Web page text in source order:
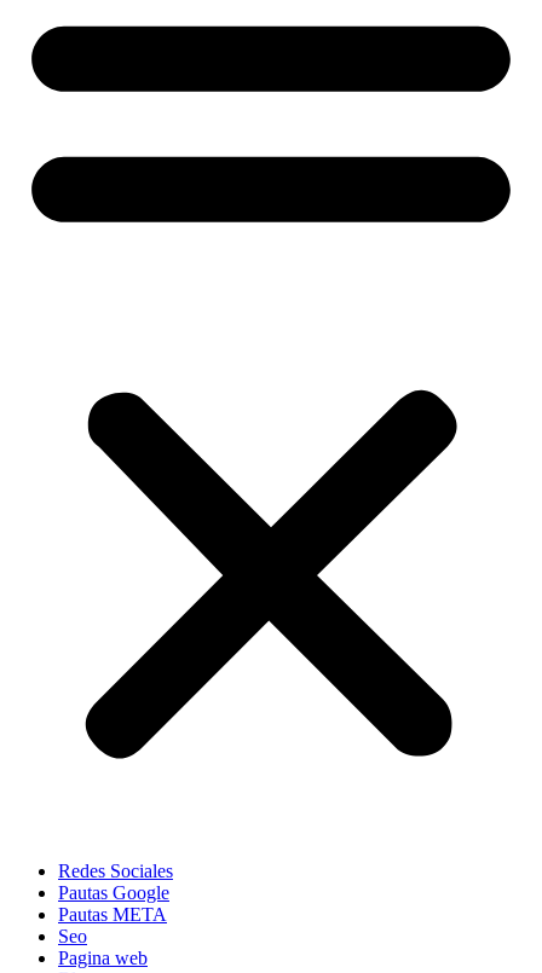
Redes Sociales
Pautas Google
Pautas META
Seo
Pagina web